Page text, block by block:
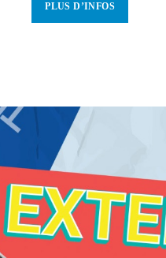
PLUS D’INFOS